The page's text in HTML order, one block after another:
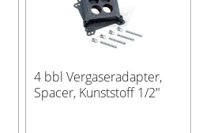
4 bbl Vergaseradapter,
Spacer, Kunststoff 1/2"